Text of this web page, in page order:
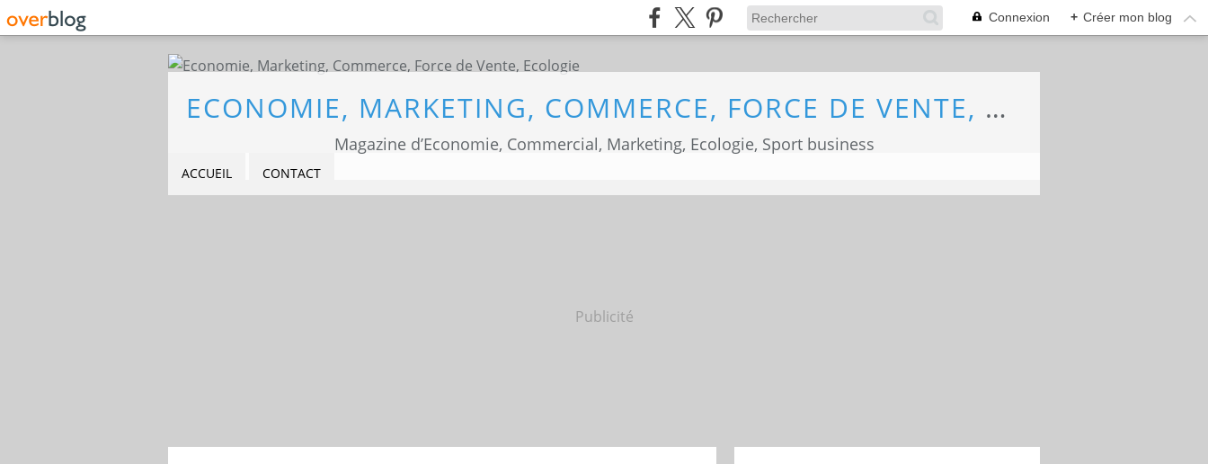
Connexion + Créer mon blog
ECONOMIE, MARKETING, COMMERCE, FORCE DE VENTE, ECOLOGIE
Magazine d’Economie, Commercial, Marketing, Ecologie, Sport business
ACCUEIL CONTACT
Publicité